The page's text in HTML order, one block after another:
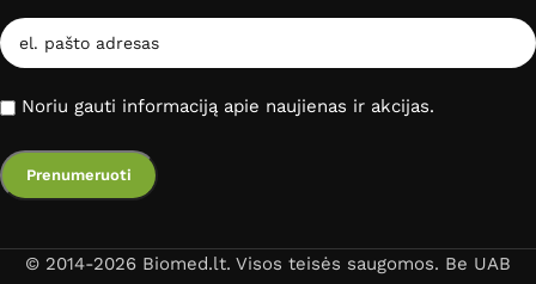
Noriu gauti informaciją apie naujienas ir akcijas.
© 2014-2026 Biomed.lt. Visos teisės saugomos. Be UAB